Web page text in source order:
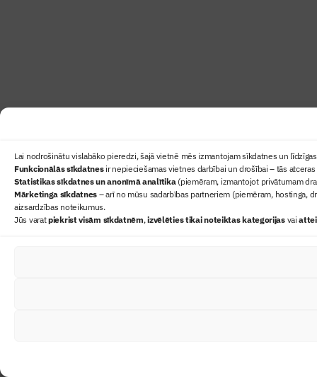
Lai nodrošinātu vislabāko pieredzi, šajā vietnē mēs izmantojam sīkdatnes un
Funkcionālās sīkdatnesir nepieciešamas vietnes darbībai un drošībai – tās
Statistikas sīkdatnes un anonīmā analītika(piemēram, izmantojot privātumam
Mārketinga sīkdatnes – arī no mūsu sadarbības partneriem (piemēram, hostinga,
aizsardzības noteikumus.
Jūs varatpiekrist visām sīkdatnēm,izvēlēties tikai noteiktas kategorijasvai